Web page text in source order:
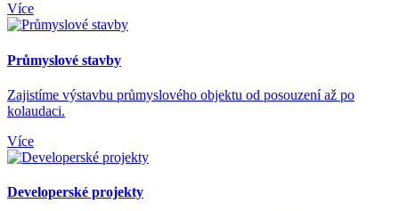
Více
Průmyslové stavby
Zajistíme výstavbu průmyslového objektu od posouzení až po
kolaudaci.
Více
Developerské projekty